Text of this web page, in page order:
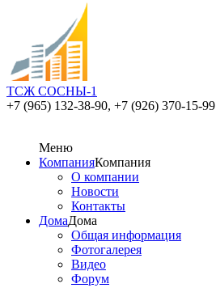
ТСЖ СОСНЫ-1
+7 (965) 132-38-90, +7 (926) 370-15-99
Меню
КомпанияКомпания
О компании
Новости
Контакты
ДомаДома
Общая информация
Фотогалерея
Видео
Форум